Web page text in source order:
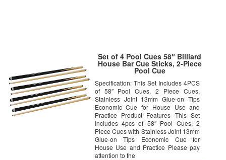
Set of 4 Pool Cues 58″ Billiard
House Bar Cue Sticks, 2-Piece
Pool Cue
Specification: This Set Includes 4PCS
of 58″ Pool Cues. 2 Piece Cues,
Stainless Joint 13mm Glue-on Tips
Economic Cue for House Use and
Practice Product Features This Set
Includes 4pcs of 58″ Pool Cues. 2
Piece Cues with Stainless Joint 13mm
Glue-on Tips Economic Cue for
House Use and Practice Please pay
attention to the